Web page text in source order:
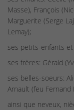
Masse), François
Marguerite (Serge
Lemay);
ses petits-enfants
ses frères: Gérald
ses belles-soeurs:
Arnault (feu Fernand
ainsi que neveux,